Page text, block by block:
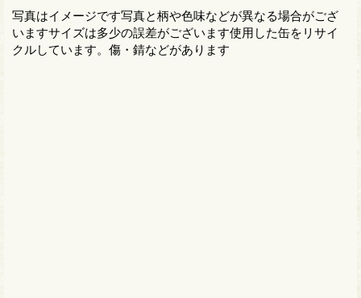
写真はイメージです写真と柄や色味などが異なる場合がござ
いますサイズは多少の誤差がございます使用した缶をリサイ
クルしています。傷・錆などがあります